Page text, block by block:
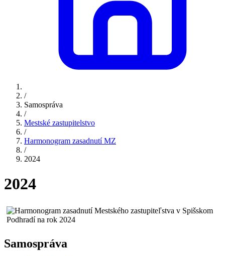
/
Samospráva
/
Mestské zastupitelstvo
/
Harmonogram zasadnutí MZ
/
2024
2024
Samospráva